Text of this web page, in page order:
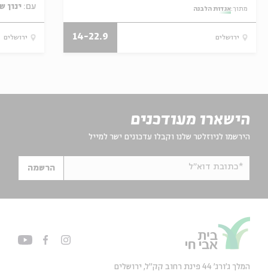
מתוך:אגדות הלבנה
ירושלים 14-22.9
עם: ינון
ירושלים
הישארו מעודכנים
הירשמו לניוזלטר שלנו וקבלו עדכונים ישר למייל
*כתובת דוא"ל הרשמה
המלך ג'ורג' 44 פינת רחוב קק״ל, ירושלים